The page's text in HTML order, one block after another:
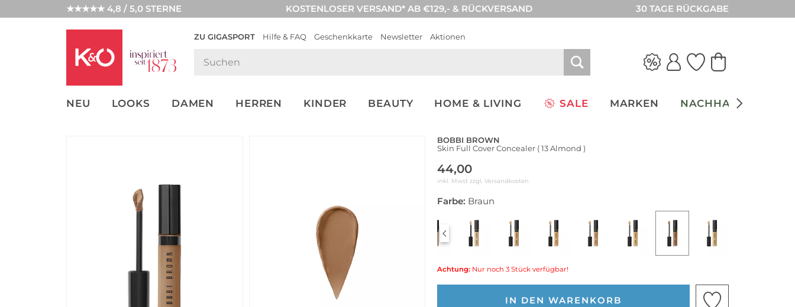
★★★★★ 4,8 / 5,0 STERNE KOSTENLOSER VERSAND* AB €129,- & RÜCKVERSAND 30 TAGE RÜCKGABE
ZU GIGASPORT Hilfe & FAQ Geschenkkarte Newsletter Aktionen
NEU LOOKS DAMEN HERREN KINDER BEAUTY HOME & LIVING SALE MARKEN NACHHALTIGKEIT
NEW IN
WEDDING
BOBBI BROWN
Skin Full Cover Concealer ( 13 Almond )
44,00
inkl. Mwst zzgl. Versandkosten
Farbe: Braun
Achtung: Nur noch 3 Stück verfügbar!
IN DEN WARENKORB